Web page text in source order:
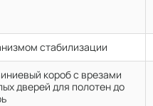
стабилизации
короб с врезами
дверей для полотен до